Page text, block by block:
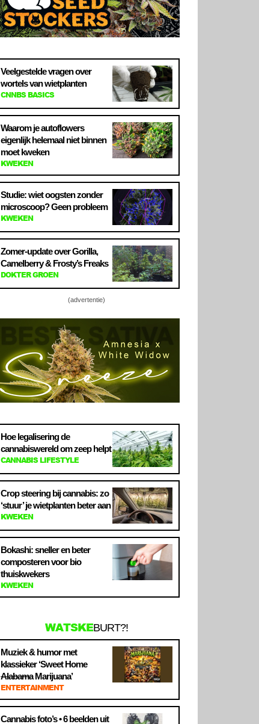
Veelgestelde vragen over
wortels van wietplanten
CNNBS BASICS
Waarom je autoflowers
eigenlijk helemaal niet binnen
moet kweken
KWEKEN
Studie: wiet oogsten zonder
microscoop? Geen probleem
KWEKEN
Zomer-update over Gorilla,
Camelberry & Frosty’s Freaks
DOKTER GROEN
(advertentie)
Hoe legalisering de
cannabiswereld om zeep helpt
CANNABIS LIFESTYLE
Crop steering bij cannabis: zo
‘stuur’ je wietplanten beter aan
KWEKEN
Bokashi: sneller en beter
composteren voor bio
thuiskwekers
KWEKEN
WATSKEBURT?!
Muziek & humor met
klassieker ‘Sweet Home
AlabamaMarijuana’
ENTERTAINMENT
Cannabis foto’s • 6 beelden uit